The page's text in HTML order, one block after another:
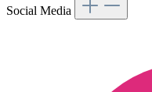
Social Media